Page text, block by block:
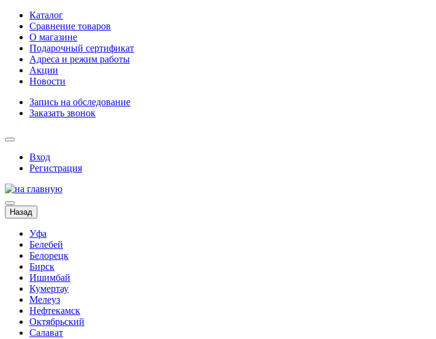
Каталог
Сравнение товаров
О магазине
Подарочный сертификат
Адреса и режим работы
Акции
Новости
Запись на обследование
Заказать звонок
Вход
Регистрация
Назад
Уфа
Белебей
Белорецк
Бирск
Ишимбай
Кумертау
Мелеуз
Нефтекамск
Октябрьский
Салават